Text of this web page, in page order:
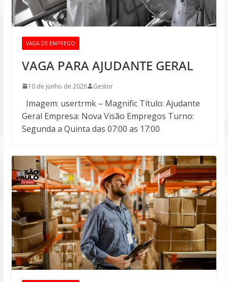
VAGA DE EMPREGO
VAGA PARA AJUDANTE GERAL
10 de junho de 2026 Gestor
Imagem: usertrmk – Magnific Título: Ajudante
Geral Empresa: Nova Visão Empregos Turno:
Segunda a Quinta das 07:00 as 17:00